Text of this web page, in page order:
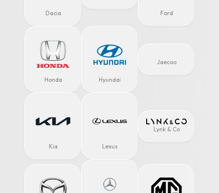
Dacia Ford
Honda Hyundai
Jaecoo
Kia Lexus
Lynk & Co